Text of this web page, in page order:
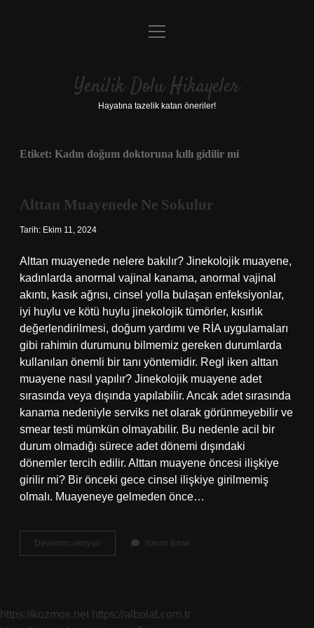
Anasayfa
Yasal Uyarı
menüyü
Yenilik Dolu Hikayeler
Hayatına tazelik katan öneriler!
Etiket: Kadın doğum doktoruna kıllı gidilir mi
Alttan Muayenede Ne Sokulur
Tarih: Ekim 11, 2024
Alttan muayenede nelere bakılır? Jinekolojik muayene,
kadınlarda anormal vajinal kanama, anormal vajinal
akıntı, kasık ağrısı, cinsel yolla bulaşan enfeksiyonlar,
iyi huylu ve kötü huylu jinekolojik tümörler, kısırlık
değerlendirilmesi, doğum yardımı ve RİA uygulamaları
gibi rahimin durumunu bilmemiz gereken durumlarda
kullanılan önemli bir tanı yöntemidir. Regl iken alttan
muayene nasıl yapılır? Jinekolojik muayene adet
sırasında veya dışında yapılabilir. Ancak adet sırasında
kanama nedeniyle serviks net olarak görünmeyebilir ve
smear testi mümkün olmayabilir. Bu nedenle acil bir
durum olmadığı sürece adet dönemi dışındaki
dönemler tercih edilir. Alttan muayene öncesi ilişkiye
girilir mi? Bir önceki gece cinsel ilişkiye girilmemiş
olmalı. Muayeneye gelmeden önce…
Devamını okuyun
Muayenede
Yorum Bırak
https://kozmos.net https://albolat.com.tr